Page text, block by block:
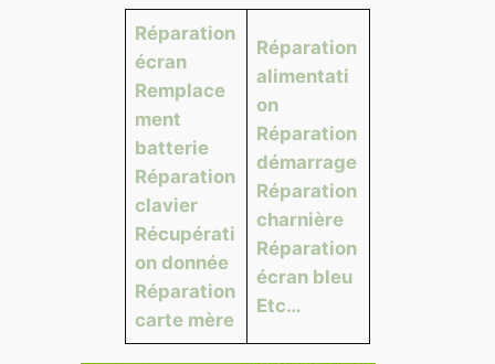
Réparation
écran
Remplace
ment
batterie
Réparation
clavier
Récupérati
on donnée
Réparation
carte mère
Réparation
alimentati
on
Réparation
démarrage
Réparation
charnière
Réparation
écran bleu
Etc…